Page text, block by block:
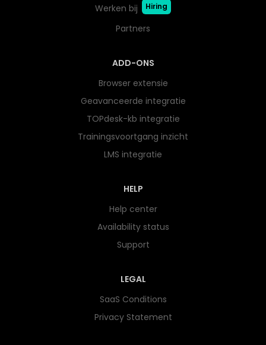
Werken bij
Hiring
Partners
ADD-ONS
Browser extensie
Geavanceerde integratie
TOPdesk-kb integratie
Trainingsvoortgang inzicht
LMS integratie
HELP
Help center
Availability status
Support
LEGAL
SaaS Conditions
Privacy Statement